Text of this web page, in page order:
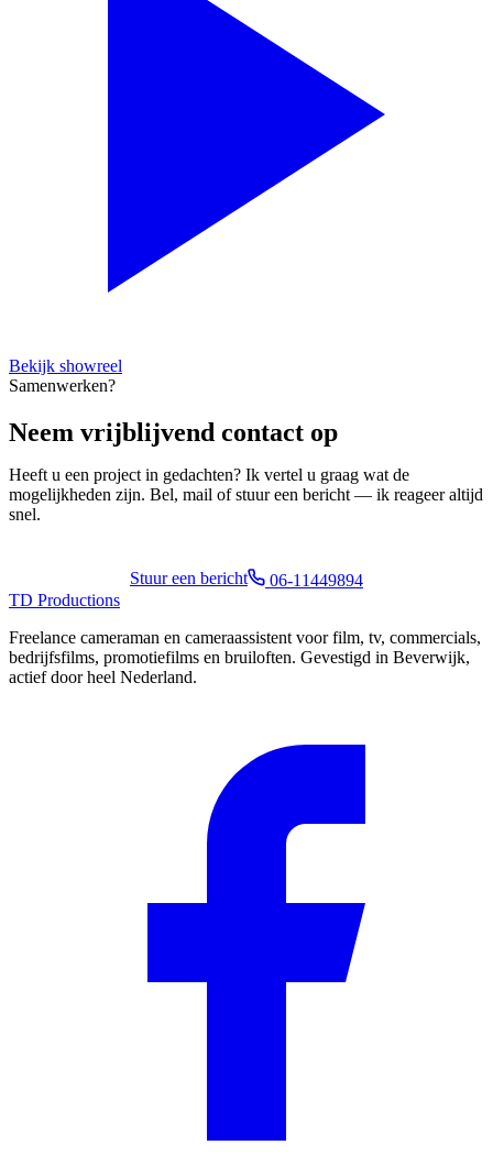
Bekijk showreel
Samenwerken?
Neem vrijblijvend contact op
Heeft u een project in gedachten? Ik vertel u graag wat de
mogelijkheden zijn. Bel, mail of stuur een bericht — ik reageer altijd
snel.
Stuur een bericht
06-11449894
TD Productions
Freelance cameraman en cameraassistent voor film, tv, commercials,
bedrijfsfilms, promotiefilms en bruiloften. Gevestigd in Beverwijk,
actief door heel Nederland.